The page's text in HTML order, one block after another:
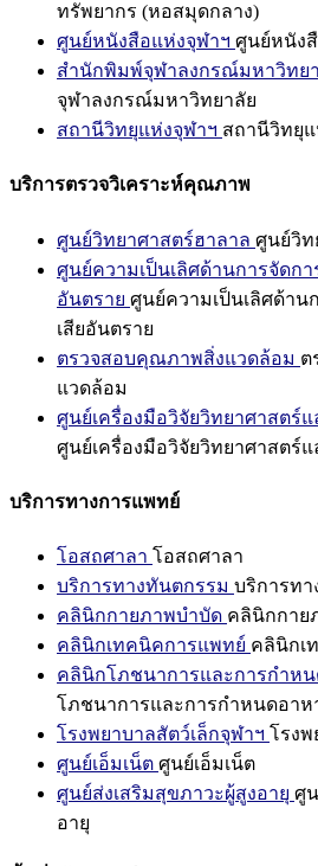
ทรัพยากร (หอสมุดกลาง)
ศูนย์หนังสือแห่งจุฬาฯ ศูนย์หนัง
สำนักพิมพ์จุฬาลงกรณ์มหาวิทย
จุฬาลงกรณ์มหาวิทยาลัย
สถานีวิทยุแห่งจุฬาฯ สถานีวิทยุ
บริการตรวจวิเคราะห์คุณภาพ
ศูนย์วิทยาศาสตร์ฮาลาล ศูนย์วิท
ศูนย์ความเป็นเลิศด้านการจัดกา
อันตราย ศูนย์ความเป็นเลิศด้าน
เสียอันตราย
ตรวจสอบคุณภาพสิ่งแวดล้อม ต
แวดล้อม
ศูนย์เครื่องมือวิจัยวิทยาศาสตร์แ
ศูนย์เครื่องมือวิจัยวิทยาศาสตร์แ
บริการทางการแพทย์
โอสถศาลา โอสถศาลา
บริการทางทันตกรรม บริการท
คลินิกกายภาพบำบัด คลินิกกาย
คลินิกเทคนิคการแพทย์ คลินิกเ
คลินิกโภชนาการและการกำหน
โภชนาการและการกำหนดอาห
โรงพยาบาลสัตว์เล็กจุฬาฯ โรงพ
ศูนย์เอ็มเน็ต ศูนย์เอ็มเน็ต
ศูนย์ส่งเสริมสุขภาวะผู้สูงอายุ ศู
อายุ